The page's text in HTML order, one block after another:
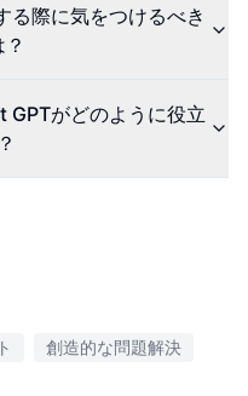
る際に気をつけるべき
GPTがどのように役立
創造的な問題解決